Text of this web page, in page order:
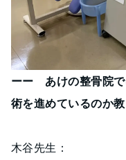
ーー あけの整骨院で
術を進めているのか教
木谷先生：